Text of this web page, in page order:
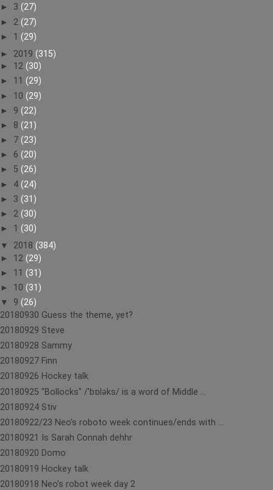
► 3 (27)
► 2 (27)
► 1 (29)
► 2019 (315)
► 12 (30)
► 11 (29)
► 10 (29)
► 9 (22)
► 8 (21)
► 7 (23)
► 6 (20)
► 5 (26)
► 4 (24)
► 3 (31)
► 2 (30)
► 1 (30)
▼ 2018 (384)
► 12 (29)
► 11 (31)
► 10 (31)
▼ 9 (26)
20180930 Guess the theme, yet?
20180929 Steve
20180928 Sammy
20180927 Finn
20180926 Hockey talk
20180925 "Bollocks" /ˈbɒləks/ is a word of Middle ...
20180924 Stiv
20180922/23 Neo's roboto week continues/ends with ...
20180921 Is Sarah Connah dehhr
20180920 Domo
20180919 Hockey talk
20180918 Neo's robot week day 2